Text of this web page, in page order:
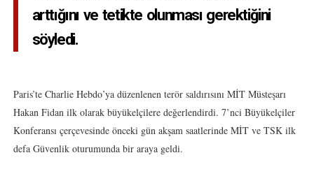
arttığını ve tetikte olunması gerektiğini
söyledi.
Paris’te Charlie Hebdo’ya düzenlenen terör saldırısını MİT Müsteşarı
Hakan Fidan ilk olarak büyükelçilere değerlendirdi. 7’nci Büyükelçiler
Konferansı çerçevesinde önceki gün akşam saatlerinde MİT ve TSK ilk
defa Güvenlik oturumunda bir araya geldi.